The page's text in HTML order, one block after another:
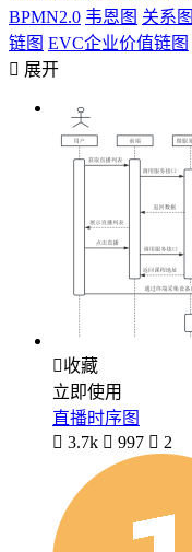
BPMN2.0 韦恩图 关系图
链图 EVC企业价值链图
 展开
收藏
立即使用
直播时序图
 3.7k  997  2